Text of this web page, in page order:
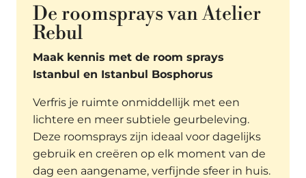
De roomsprays van Atelier
Rebul
Maak kennis met de room sprays
Istanbul en Istanbul Bosphorus
Verfris je ruimte onmiddellijk met een
lichtere en meer subtiele geurbeleving.
Deze roomsprays zijn ideaal voor dagelijks
gebruik en creëren op elk moment van de
dag een aangename, verfijnde sfeer in huis.